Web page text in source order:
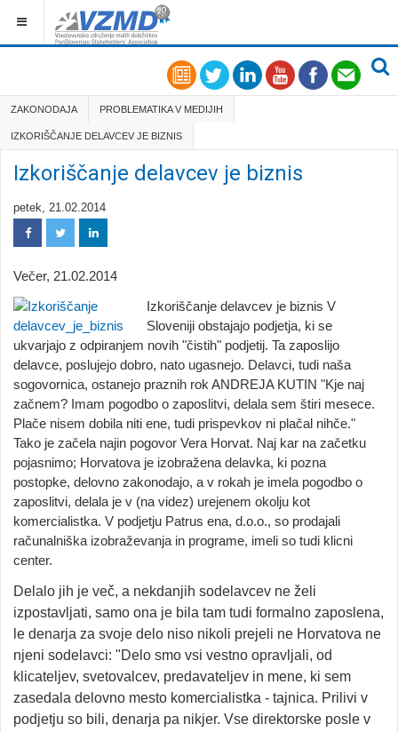
ZAKONODAJA PROBLEMATIKA V MEDIJIH
IZKORIŠČANJE DELAVCEV JE BIZNIS
Izkoriščanje delavcev je biznis
petek, 21.02.2014
Večer, 21.02.2014
Izkoriščanje delavcev je biznis V
Sloveniji obstajajo podjetja, ki se
ukvarjajo z odpiranjem novih "čistih" podjetij. Ta zaposlijo
delavce, poslujejo dobro, nato ugasnejo. Delavci, tudi naša
sogovornica, ostanejo praznih rok ANDREJA KUTIN "Kje naj
začnem? Imam pogodbo o zaposlitvi, delala sem štiri mesece.
Plače nisem dobila niti ene, tudi prispevkov ni plačal nihče."
Tako je začela najin pogovor Vera Horvat. Naj kar na začetku
pojasnimo; Horvatova je izobražena delavka, ki pozna
postopke, delovno zakonodajo, a v rokah je imela pogodbo o
zaposlitvi, delala je v (na videz) urejenem okolju kot
komercialistka. V podjetju Patrus ena, d.o.o., so prodajali
računalniška izobraževanja in programe, imeli so tudi klicni
center.
Delalo jih je več, a nekdanjih sodelavcev ne želi
izpostavljati, samo ona je bila tam tudi formalno zaposlena,
le denarja za svoje delo niso nikoli prejeli ne Horvatova ne
njeni sodelavci: "Delo smo vsi vestno opravljali, od
klicateljev, svetovalcev, predavateljev in mene, ki sem
zasedala delovno mesto komercialistka - tajnica. Prilivi v
podjetju so bili, denarja pa nikjer. Vse direktorske posle v